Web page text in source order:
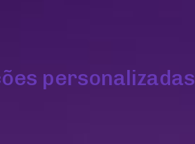
personalizadas